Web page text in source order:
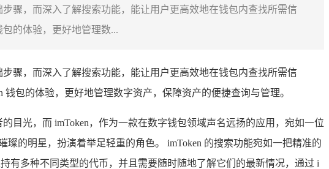
骤，而深入了解搜索功能，能让用户更高效地在钱包内查找所需信
的体验，更好地管理数...
骤，而深入了解搜索功能，能让用户更高效地在钱包内查找所需信
包的体验，更好地管理数字资产，保障资产的便捷查询与管理。
目光，而 imToken，作为一款在数字钱包领域声名远扬的应用，宛如一位
璨的明星，扮演着举足轻重的角色。 imToken 的搜索功能宛如一把精准的
有多种不同类型的代币，并且需要随时随地了解它们的最新情况，通过 i